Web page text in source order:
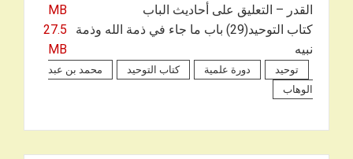
القدر – التعليق على أحاديث الباب
MB
كتاب التوحيد(29) باب ما جاء في ذمة الله وذمة
نبيه
27.5
MB
توحيد دورة علمية كتاب التوحيد
محمد بن عبد
الوهاب